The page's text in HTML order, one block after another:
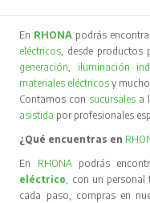
En RHONA podrás
eléctricos, desde productos
generación, iluminación
materiales eléctricos y
Contamos con sucursales a
asistida por profesionales
¿Qué encuentras en
En RHONA podrás
eléctrico, con un personal
cada paso, compras en